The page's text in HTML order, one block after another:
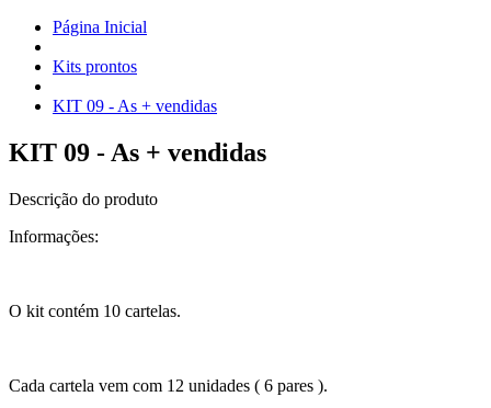
Página Inicial
Kits prontos
KIT 09 - As + vendidas
KIT 09 - As + vendidas
Descrição do produto
Informações:
O kit contém 10 cartelas.
Cada cartela vem com 12 unidades ( 6 pares ).